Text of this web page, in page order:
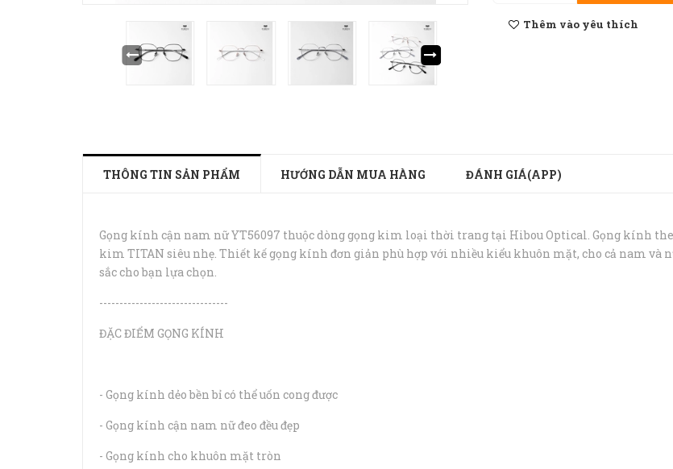
Thêm vào yêu thích
THÔNG TIN SẢN PHẨM HƯỚNG DẪN MUA HÀNG ĐÁNH GIÁ(APP)
Gọng kính cận nam nữ YT56097 thuộc dòng gọng kim loại thời trang tại Hibou Optical. Gọng kính
kim TITAN siêu nhẹ. Thiết kế gọng kính đơn giản phù hợp với nhiều kiểu khuôn mặt, cho cả nam và
sắc cho bạn lựa chọn.
--------------------------------
ĐẶC ĐIỂM GỌNG KÍNH
- Gọng kính dẻo bền bỉ có thể uốn cong được
- Gọng kính cận nam nữ đeo đều đẹp
- Gọng kính cho khuôn mặt tròn